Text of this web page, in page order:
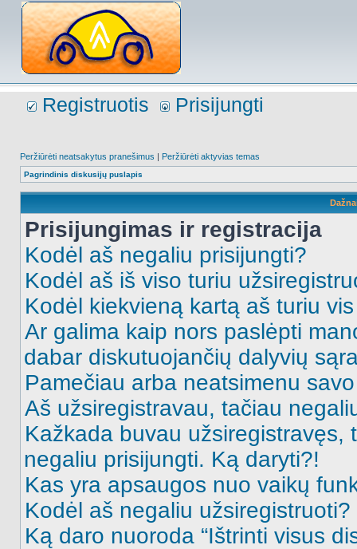
Registruotis Prisijungti
Peržiūrėti neatsakytus pranešimus | Peržiūrėti aktyvias temas
Pagrindinis diskusijų puslapis
Prisijungimas ir registracija
Kodėl aš negaliu prisijungti?
Kodėl aš iš viso turiu
Kodėl kiekvieną kartą aš turiu
Ar galima kaip nors paslėpti
dabar diskutuojančių dalyvių
Pamečiau arba neatsimenu
Aš užsiregistravau, tačiau
Kažkada buvau užsiregistravęs,
negaliu prisijungti. Ką daryti?!
Kas yra apsaugos nuo vaikų
Kodėl aš negaliu užsiregistruoti?
Ką daro nuoroda “Ištrinti visus